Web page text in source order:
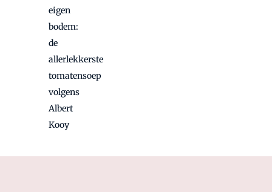
eigen
bodem:
de
allerlekkerste
tomatensoep
volgens
Albert
Kooy